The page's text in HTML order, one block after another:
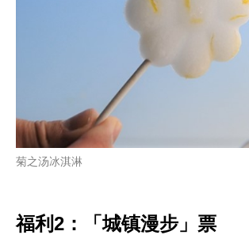
菊之汤冰淇淋
福利2：「城镇漫步」票